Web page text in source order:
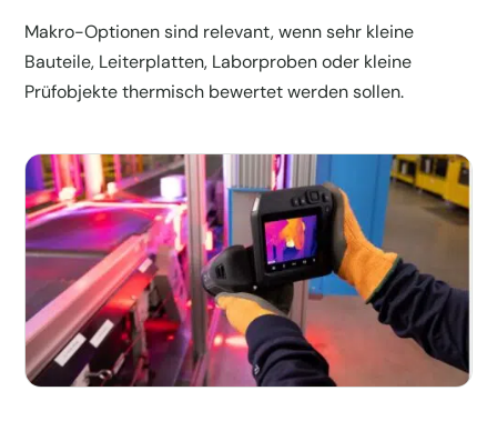
Makro-Optionen sind relevant, wenn sehr kleine
Bauteile, Leiterplatten, Laborproben oder kleine
Prüfobjekte thermisch bewertet werden sollen.